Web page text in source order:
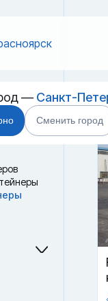
— Санкт-
Сменить город
Сбросить